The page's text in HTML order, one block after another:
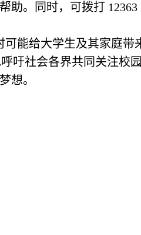
助。同时，可拨打
能给大学生及其家庭
吁社会各界共同关注
想。